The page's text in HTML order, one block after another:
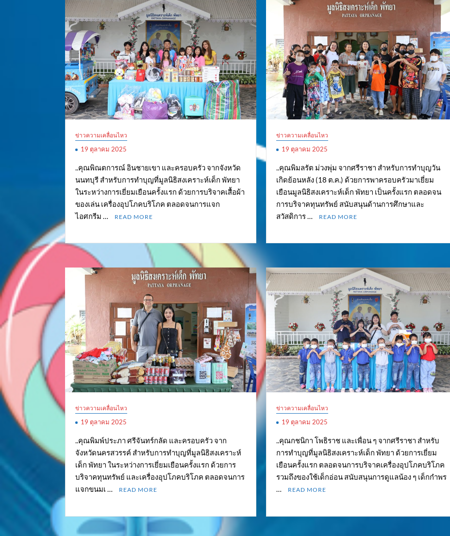
ข่าวความเคลื่อนไหว
19 ตุลาคม 2025
..คุณพิณตการณ์ อินชายเขา และครอบครัว จากจังหวัด
นนทบุรี สำหรับการทำบุญที่มูลนิธิสงเคราะห์เด็ก พัทยา
ในระหว่างการเยี่ยมเยือนครั้งแรก ด้วยการบริจาคเสื้อผ้า
ของเล่น เครื่องอุปโภคบริโภค ตลอดจนการแจก
ไอศกรีม …
READ MORE
ข่าวความเคลื่อนไหว
19 ตุลาคม 2025
..คุณพิมลรัต ม่วงพุ่ม จากศรีราชา สำหรับการทำบุญวัน
เกิดย้อนหลัง (18 ต.ค.) ด้วยการพาครอบครัวมาเยี่ยม
เยือนมูลนิธิสงเคราะห์เด็ก พัทยา เป็นครั้งแรก ตลอดจน
การบริจาคทุนทรัพย์ สนับสนุนด้านการศึกษาและ
สวัสดิการ …
READ MORE
ข่าวความเคลื่อนไหว
19 ตุลาคม 2025
..คุณพิมพ์ประภา ศรีจันทร์กลัด และครอบครัว จาก
จังหวัดนครสวรรค์ สำหรับการทำบุญที่มูลนิธิสงเคราะห์
เด็ก พัทยา ในระหว่างการเยี่ยมเยือนครั้งแรก ด้วยการ
บริจาคทุนทรัพย์ และเครื่องอุปโภคบริโภค ตลอดจนการ
แจกขนมเ …
READ MORE
ข่าวความเคลื่อนไหว
19 ตุลาคม 2025
..คุณกชนิกา โพธิราช และเพื่อน ๆ จากศรีราชา สำหรับ
การทำบุญที่มูลนิธิสงเคราะห์เด็ก พัทยา ด้วยการเยี่ยม
เยือนครั้งแรก ตลอดจนการบริจาคเครื่องอุปโภคบริโภค
รวมถึงของใช้เด็กอ่อน สนับสนุนการดูแลน้อง ๆ เด็กกำพร
…
READ MORE